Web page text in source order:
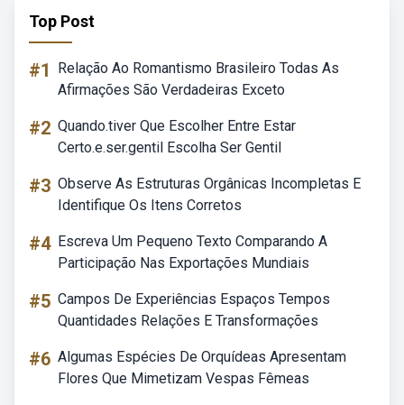
Top Post
#1
Relação Ao Romantismo Brasileiro Todas As
Afirmações São Verdadeiras Exceto
#2 Quando.tiver Que Escolher Entre Estar
Certo.e.ser.gentil Escolha Ser Gentil
#3 Observe As Estruturas Orgânicas Incompletas E
Identifique Os Itens Corretos
#4 Escreva Um Pequeno Texto Comparando A
Participação Nas Exportações Mundiais
#5 Campos De Experiências Espaços Tempos
Quantidades Relações E Transformações
#6 Algumas Espécies De Orquídeas Apresentam
Flores Que Mimetizam Vespas Fêmeas